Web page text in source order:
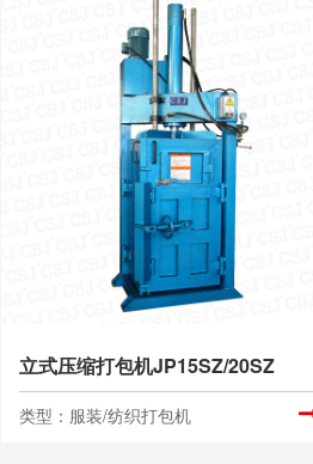
立式压缩打包机JP15SZ/20SZ
类型：服装/纺织打包机